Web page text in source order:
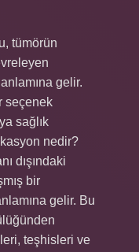
tümörün
gelir.
seçenek
sağlık
nedir?
dışındaki
bir
gelir. Bu
teşhisleri ve